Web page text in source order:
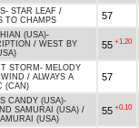
- STAR LEAF /
TO CHAMPS
57
(USA)-
/ WEST BY
55 +1.20
STORM - MELODY
/ ALWAYS A
(CAN)
57
CANDY (USA)-
SAMURAI (USA) /
(USA)
55 +0.10